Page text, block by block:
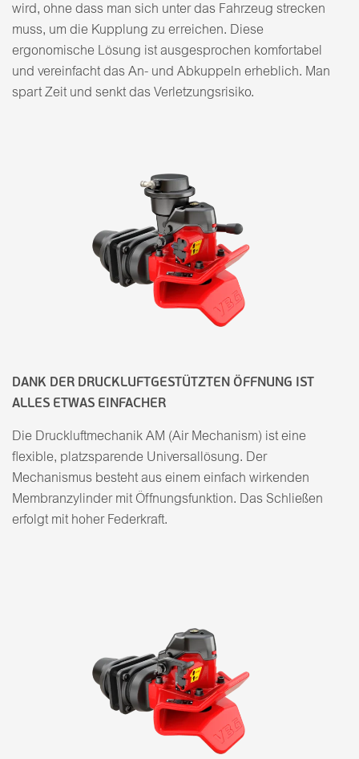
wird, ohne dass man sich unter das Fahrzeug strecken
muss, um die Kupplung zu erreichen. Diese
ergonomische Lösung ist ausgesprochen komfortabel
und vereinfacht das An- und Abkuppeln erheblich. Man
spart Zeit und senkt das Verletzungsrisiko.
DANK DER DRUCKLUFTGESTÜTZTEN ÖFFNUNG IST
ALLES ETWAS EINFACHER
Die Druckluftmechanik AM (Air Mechanism) ist eine
flexible, platzsparende Universallösung. Der
Mechanismus besteht aus einem einfach wirkenden
Membranzylinder mit Öffnungsfunktion. Das Schließen
erfolgt mit hoher Federkraft.